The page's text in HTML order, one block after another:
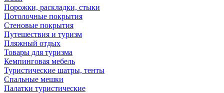
Порожки, раскладки, стыки
Потолочные покрытия
Стеновые покрытия
Путешествия и туризм
Пляжный отдых
Товары для туризма
Кемпинговая мебель
Туристические шатры, тенты
Спальные мешки
Палатки туристические